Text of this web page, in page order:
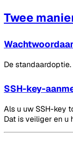
Twee
De
SSH-key-
Als u uw SSH-key
Dat is veiliger en u